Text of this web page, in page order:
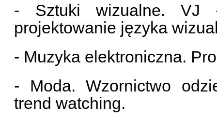
- Sztuki wizualne. VJ
projektowanie języka
- Muzyka elektroniczna.
- Moda. Wzornictwo
trend watching.